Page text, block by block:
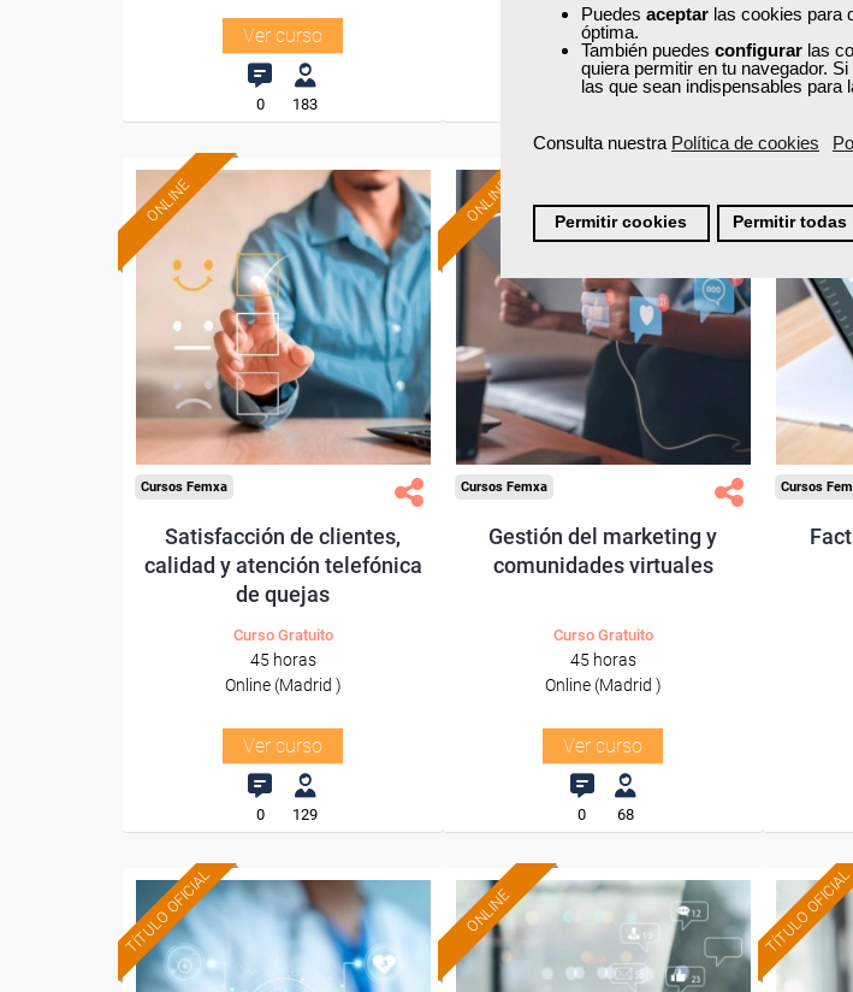
Puedes aceptar las cookies para
óptima.
También puedes configurar las
quiera permitir en tu navegador.
las que sean indispensables para
Consulta nuestra Política de cookies
Permitir cookies Permitir
Ver curso
0 183
Ver curso
ONLINE
Formación 100%
subvencionada.
Para desempleados,
trabajadores y autónomos
de Madrid.
Para todos los sectores.
Cursos Femxa
Satisfacción de clientes,
calidad y atención telefónica
de quejas
Curso Gratuito
45 horas
Online (Madrid )
Ver curso
0 129
ONLINE
Formación 100%
Para desempleados,
trabajadores y autónomos
de Madrid.
Para todos los sectores.
Cursos Femxa
Gestión del marketing y
comunidades virtuales
Curso Gratuito
45 horas
Online (Madrid )
Ver curso
0 68
ONLINE
Cursos
TÍTULO OFICIAL
Formación 100%
subvencionada.
ONLINE
Formación 100%
subvencionada.
TÍTULO OFICIAL